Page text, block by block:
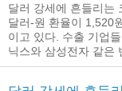
달러 강세에 흔들리는
달러-원 환율이 1,520
이고 있다. 수출 기업
닉스와 삼성전자 같은